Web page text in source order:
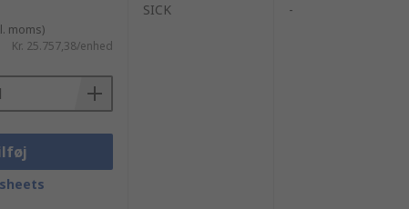
moms)
Kr. 25.757,38/enhed
SICK -